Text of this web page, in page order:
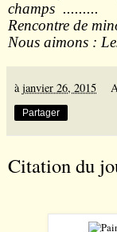
champs .........
Rencontre de
Nous aimons :
àjanvier 26, 2015
Partager
Citation du